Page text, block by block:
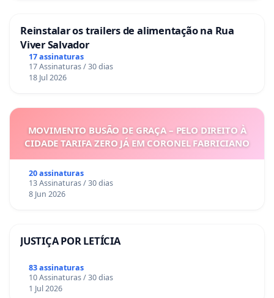
Reinstalar os trailers de alimentação na Rua
Viver Salvador
17 assinaturas
17 Assinaturas / 30 dias
18 Jul 2026
MOVIMENTO BUSÃO DE GRAÇA – PELO DIREITO À
CIDADE TARIFA ZERO JÁ EM CORONEL FABRICIANO
20 assinaturas
13 Assinaturas / 30 dias
8 Jun 2026
JUSTIÇA POR LETÍCIA
83 assinaturas
10 Assinaturas / 30 dias
1 Jul 2026